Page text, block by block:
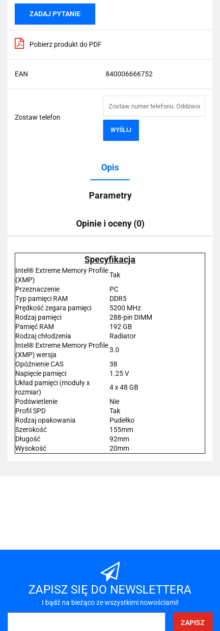
ZADAJ PYTANIE
Pobierz produkt do PDF
EAN 840006666752
Zostaw telefon
WYŚLIJ
Opis
Parametry
Opinie i oceny (0)
Specyfikacja
Intel® Extreme Memory Profile
(XMP)
Tak
Przeznaczenie
PC
Typ pamięci RAM
DDR5
Prędkość zegara pamięci
5200 MHz
Rodzaj pamięci
288-pin DIMM
Pamięć RAM
192 GB
Rodzaj chłodzenia
Radiator
Intel® Extreme Memory Profile
(XMP) wersja
3.0
Opóźnienie CAS
38
Napięcie pamięci
1.25 V
Układ pamięci (moduły x
rozmiar)
4 x 48 GB
Podświetlenie
Nie
Profil SPD
Tak
Rodzaj opakowania
Pudełko
Szerokość
155mm
Długość
92mm
Wysokość
20mm
A-LAN
ZAPISZ SIĘ DO NEWSLETTERA
I bądź na bieżąco ze wszystkimi nowościami!